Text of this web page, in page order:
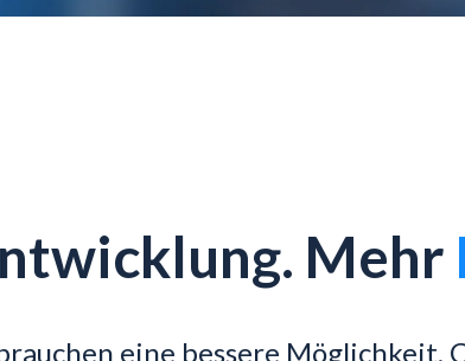
Mehr
eine bessere Möglichkeit,